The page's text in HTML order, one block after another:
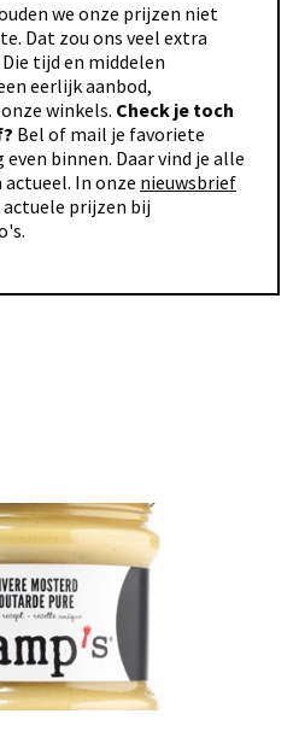
we onze prijzen niet
Dat zou ons veel extra
tijd en middelen
eerlijk aanbod,
winkels. Check je toch
Bel of mail je favoriete
binnen. Daar vind je alle
In onze nieuwsbrief
actuele prijzen bij